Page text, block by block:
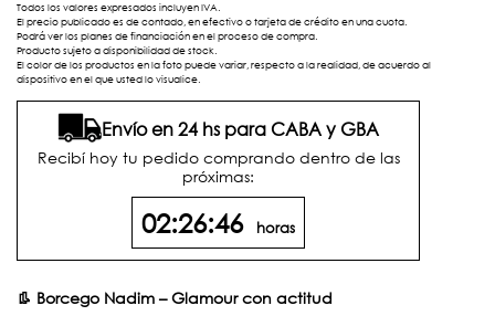
Todos los valores expresados incluyen IVA.
El precio publicado es de contado, en efectivo o tarjeta de crédito en una cuota.
Podrá ver los planes de financiación en el proceso de compra.
Producto sujeto a disponibilidad de stock.
El color de los productos en la foto puede variar, respecto a la realidad, de acuerdo al
dispositivo en el que usted lo visualice.
Envío en 24 hs para CABA y GBA
Recibí hoy tu pedido comprando dentro de las
próximas:
02:26:46 horas
👢 Borcego Nadim – Glamour con actitud